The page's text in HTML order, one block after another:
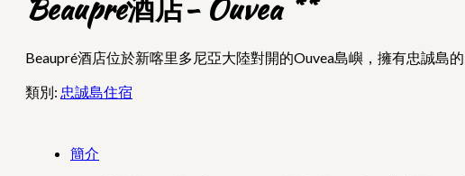
Beaupré酒店位於新喀里多尼亞大陸對開的Ouvea島嶼，擁有忠誠
類別: 忠誠島住宿
簡介